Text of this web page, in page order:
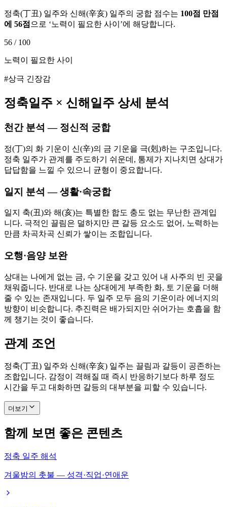
정축(丁丑) 일주와 신해(辛亥) 일주의 궁합 점수는 100점 만점
에 56점 으로 ‘노력이 필요한 사이 ’에 해당합니다.
56 / 100
노력이 필요한 사이
#상극 긴장감
정축일주 × 신해 일주 상세 분석
천간 분석 — 정신적 궁합
정(丁)의 화 기운이 신(辛)의 금 기운을 극(剋)하는 구조입니다.
정축 일주가 관계를 주도하기 쉬운데, 통제가 지나치면 상대가
답답함을 느낄 수 있으니 균형이 중요합니다.
일지 분석 — 생활·속궁합
일지 축(丑)와 해(亥)는 특별한 합도 충도 없는 무난한 관계입
니다. 극적인 끌림은 덜하지만 큰 갈등 요소도 없어, 노력하는
만큼 차곡차곡 신뢰가 쌓이는 조합입니다.
오행·음양 보완
상대는 나에게 없는 금, 수 기운을 갖고 있어 내 사주의 빈 곳을
채워줍니다. 반대로 나는 상대에게 부족한 화, 토 기운을 더해
줄 수 있는 존재입니다. 두 일주 모두 음의 기운이라 에너지의
방향이 비슷합니다. 추진력은 배가되지만 쉬어가는 호흡을 함
께 챙기는 것이 좋습니다.
관계 조언
정축(丁丑) 일주와 신해(辛亥) 일주는 끌림과 갈등이 공존하는
조합입니다. 감정이 격해질 때 즉시 반응하기보다 하루 정도
시간을 두고 대화하면 갈등의 대부분을 피할 수 있습니다.
더보기
함께 보면 좋은 콘텐츠
정축 일주 해석
겨울밤의 촛불 — 성격·직업·연애운